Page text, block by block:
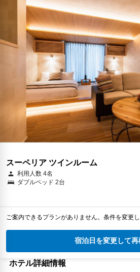
スーペリア ツインルーム
利用人数 4名
ダブルベッド 2台
ご案内できるプランがありません。条件を変更
宿泊日を変更して再
ホテル詳細情報